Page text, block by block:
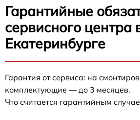
Гарантийные
сервисного центра
Екатеринбурге
Гарантия от сервиса: на
комплектующие — до 3 месяцев.
Что считается гарантийным